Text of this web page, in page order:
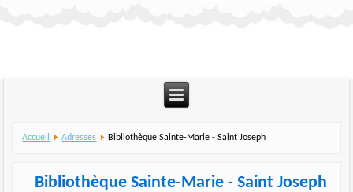
Accueil Adresses Bibliothèque Sainte-Marie - Saint Joseph
Bibliothèque Sainte-Marie - Saint Joseph